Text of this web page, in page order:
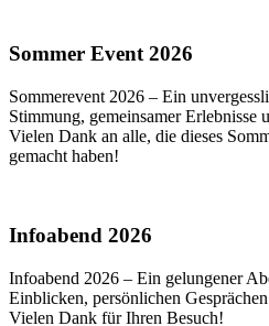
Sommer Event 2026
Sommerevent 2026 – Ein
Stimmung, gemeinsamer Erlebnisse
Vielen Dank an alle, die dieses
gemacht haben!
Infoabend 2026
Infoabend 2026 – Ein gelungener
Einblicken, persönlichen
Vielen Dank für Ihren Besuch!